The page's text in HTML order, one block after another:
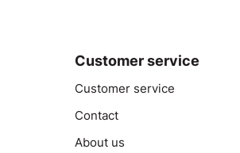
Customer service
Customer service
Contact
About us